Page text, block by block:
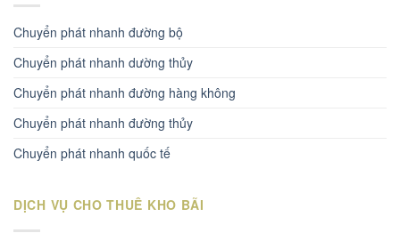
Chuyển phát nhanh đường bộ
Chuyển phát nhanh dường thủy
Chuyển phát nhanh đường hàng không
Chuyển phát nhanh đường thủy
Chuyển phát nhanh quốc tế
DỊCH VỤ CHO THUÊ KHO BÃI